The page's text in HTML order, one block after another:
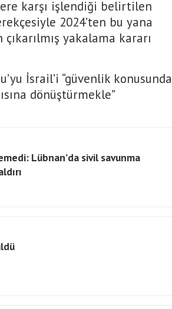
karşı işlendiği belirtilen
2024’ten bu yana
yakalama kararı
İsrail’i “güvenlik konusunda
dönüştürmekle”
Lübnan’da sivil savunma